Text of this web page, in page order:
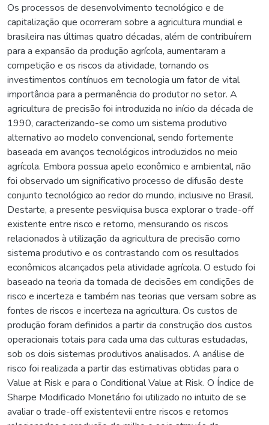
Os processos de desenvolvimento tecnológico e de
capitalização que ocorreram sobre a agricultura mundial e
brasileira nas últimas quatro décadas, além de contribuírem
para a expansão da produção agrícola, aumentaram a
competição e os riscos da atividade, tornando os
investimentos contínuos em tecnologia um fator de vital
importância para a permanência do produtor no setor. A
agricultura de precisão foi introduzida no início da década de
1990, caracterizando-se como um sistema produtivo
alternativo ao modelo convencional, sendo fortemente
baseada em avanços tecnológicos introduzidos no meio
agrícola. Embora possua apelo econômico e ambiental, não
foi observado um significativo processo de difusão deste
conjunto tecnológico ao redor do mundo, inclusive no Brasil.
Destarte, a presente pesviiquisa busca explorar o trade-off
existente entre risco e retorno, mensurando os riscos
relacionados à utilização da agricultura de precisão como
sistema produtivo e os contrastando com os resultados
econômicos alcançados pela atividade agrícola. O estudo foi
baseado na teoria da tomada de decisões em condições de
risco e incerteza e também nas teorias que versam sobre as
fontes de riscos e incerteza na agricultura. Os custos de
produção foram definidos a partir da construção dos custos
operacionais totais para cada uma das culturas estudadas,
sob os dois sistemas produtivos analisados. A análise de
risco foi realizada a partir das estimativas obtidas para o
Value at Risk e para o Conditional Value at Risk. O Índice de
Sharpe Modificado Monetário foi utilizado no intuito de se
avaliar o trade-off existentevii entre riscos e retornos